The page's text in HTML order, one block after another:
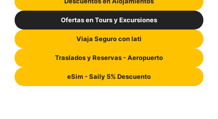
Ofertas en Tours y Excursiones
Viaja Seguro con Iati
Traslados y Reservas - Aeropuerto
eSim - Saily 5% Descuento